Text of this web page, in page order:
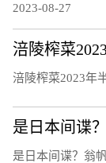
2023-08-27
涪陵榨菜
涪陵榨菜2023年
是日本间谍？翁